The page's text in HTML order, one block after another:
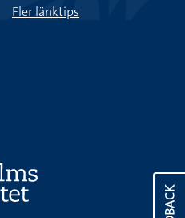
Fler länktips